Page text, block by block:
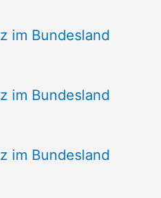
im Bundesland
im Bundesland
im Bundesland